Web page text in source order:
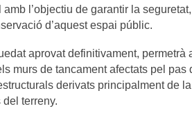
l’objectiu de garantir la seguretat,
d’aquest espai públic.
aprovat definitivament, permetrà
murs de tancament afectats pel pas
derivats principalment de
terreny.